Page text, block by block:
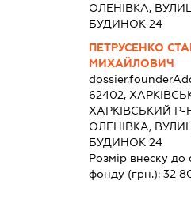
ОЛЕНІВКА,
БУДИНОК 24
ПЕТРУСЕНКО
МИХАЙЛОВИЧ
62402,
ХАРКІВСЬКИЙ
ОЛЕНІВКА,
БУДИНОК 24
Розмір внеску до
фонду (грн.): 32